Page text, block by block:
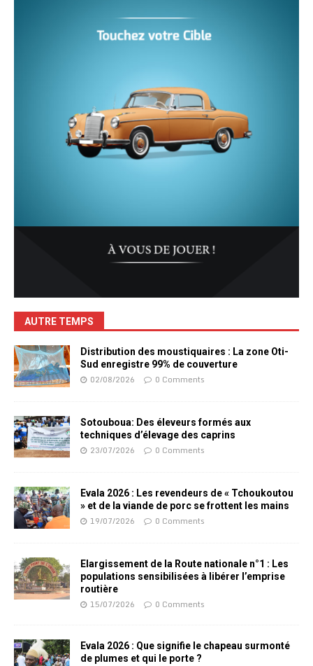
AUTRE TEMPS
Distribution des moustiquaires : La zone Oti-
Sud enregistre 99% de couverture
02/08/2026 0 Comments
Sotouboua: Des éleveurs formés aux
techniques d’élevage des caprins
23/07/2026 0 Comments
Evala 2026 : Les revendeurs de « Tchoukoutou
» et de la viande de porc se frottent les mains
19/07/2026 0 Comments
Elargissement de la Route nationale n°1 : Les
populations sensibilisées à libérer l’emprise
routière
15/07/2026 0 Comments
Evala 2026 : Que signifie le chapeau surmonté
de plumes et qui le porte ?